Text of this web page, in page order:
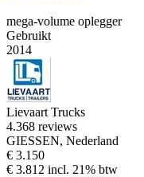
mega-volume oplegger
Gebruikt
2014
Lievaart Trucks
4.368 reviews
GIESSEN, Nederland
€ 3.150
€ 3.812 incl. 21% btw